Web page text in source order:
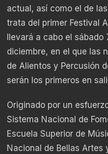
actual, así como el de
trata del primer Festival
llevará a cabo el
diciembre, en el que las
de Alientos y Percusión
serán los primeros en
Originado por un
Sistema Nacional de
Escuela Superior de
Nacional de Bellas Artes